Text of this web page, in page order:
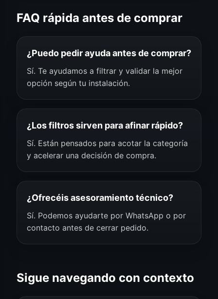
FAQ rápida antes de comprar
¿Puedo pedir ayuda antes de comprar?
Sí. Te ayudamos a filtrar y validar la mejor
opción según tu instalación.
¿Los filtros sirven para afinar rápido?
Sí. Están pensados para acotar la categoría
y acelerar una decisión de compra.
¿Ofrecéis asesoramiento técnico?
Sí. Podemos ayudarte por WhatsApp o por
contacto antes de cerrar pedido.
Sigue navegando con contexto